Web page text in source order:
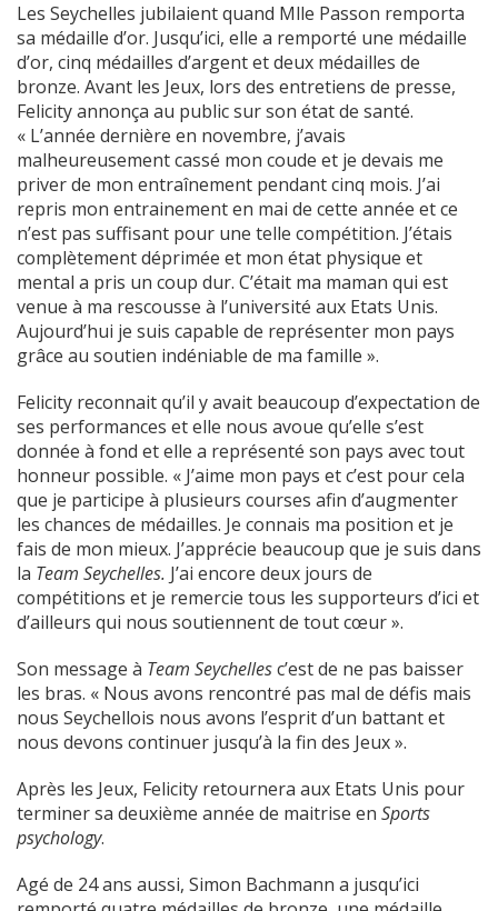
Les Seychelles jubilaient quand Mlle Passon remporta
sa médaille d’or. Jusqu’ici, elle a remporté une médaille
d’or, cinq médailles d’argent et deux médailles de
bronze. Avant les Jeux, lors des entretiens de presse,
Felicity annonça au public sur son état de santé.
« L’année dernière en novembre, j’avais
malheureusement cassé mon coude et je devais me
priver de mon entraînement pendant cinq mois. J’ai
repris mon entrainement en mai de cette année et ce
n’est pas suffisant pour une telle compétition. J’étais
complètement déprimée et mon état physique et
mental a pris un coup dur. C’était ma maman qui est
venue à ma rescousse à l’université aux Etats Unis.
Aujourd’hui je suis capable de représenter mon pays
grâce au soutien indéniable de ma famille ».
Felicity reconnait qu’il y avait beaucoup d’expectation de
ses performances et elle nous avoue qu’elle s’est
donnée à fond et elle a représenté son pays avec tout
honneur possible. « J’aime mon pays et c’est pour cela
que je participe à plusieurs courses afin d’augmenter
les chances de médailles. Je connais ma position et je
fais de mon mieux. J’apprécie beaucoup que je suis dans
la Team Seychelles. J’ai encore deux jours de
compétitions et je remercie tous les supporteurs d’ici et
d’ailleurs qui nous soutiennent de tout cœur ».
Son message à Team Seychellesc’est de ne pas baisser
les bras. « Nous avons rencontré pas mal de défis mais
nous Seychellois nous avons l’esprit d’un battant et
nous devons continuer jusqu’à la fin des Jeux ».
Après les Jeux, Felicity retournera aux Etats Unis pour
terminer sa deuxième année de maitrise en Sports
psychology.
Agé de 24 ans aussi, Simon Bachmann a jusqu’ici